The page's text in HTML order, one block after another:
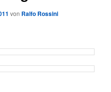
von Ralfo Rossini